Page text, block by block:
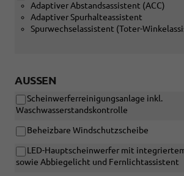
Adaptiver Abstandsassistent (ACC)
Adaptiver Spurhalteassistent
Spurwechselassistent (Toter-
AUSSEN
Scheinwerferreinigungsanlage inkl.
Waschwasserstandskontrolle
Beheizbare Windschutzscheibe
LED-Hauptscheinwerfer mit
sowie Abbiegelicht und Fernlichtassistent